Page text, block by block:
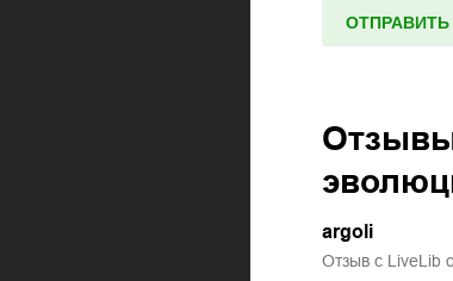
argoli
Отзыв с LiveLib